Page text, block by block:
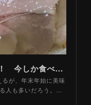
年末年始に食べておかねば！ 今しか食べられない東京の絶品「駅地下ラーメン」！（山路力也） - 個人 - Yahoo!ニュース
が、年末年始に美味
人も多いだろう。…